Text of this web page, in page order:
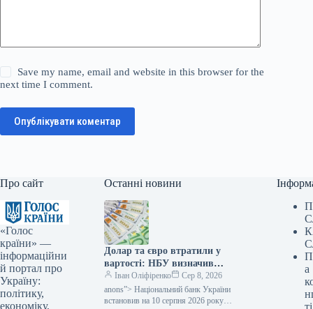
Save my name, email and website in this browser for the
next time I comment.
Опублікувати коментар
Про сайт
«Голос
країни» —
інформаційни
й портал про
Україну:
політику,
економіку,
Останні новини
Долар та євро втратили у
вартості: НБУ визначив
курси валют на 10 серпня —
Мінфін
Іван Оліфіренко
Сер 8, 2026
anons”> Національний банк України
встановив на 10 серпня 2026 року
а
ті